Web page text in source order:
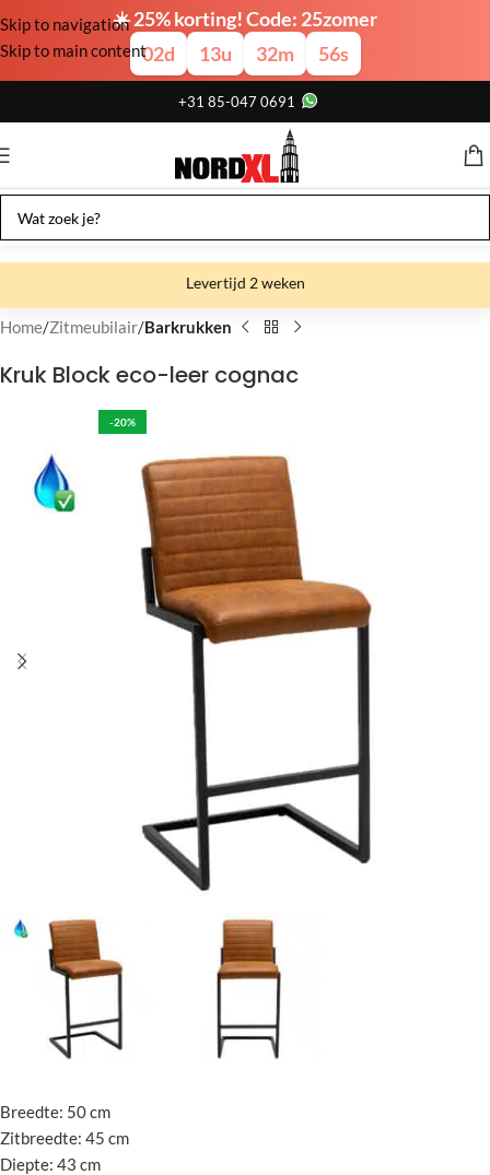
☀️ 25% korting! Code: 25zomer
02d 13u 32m 56s
Skip to navigation
Skip to main content
+31 85-047 0691
Levertijd 2 weken
Gratis verzending
Home Zitmeubilair Barkrukken
Kruk Block eco-leer cognac
-20%
Breedte: 50 cm
Zitbreedte: 45 cm
Diepte: 43 cm